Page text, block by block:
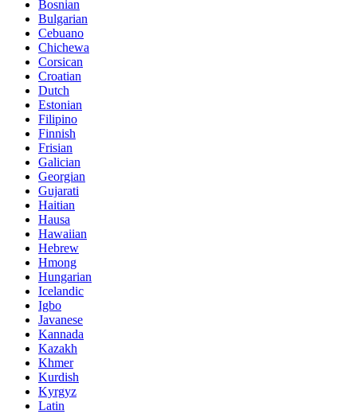
Bosnian
Bulgarian
Cebuano
Chichewa
Corsican
Croatian
Dutch
Estonian
Filipino
Finnish
Frisian
Galician
Georgian
Gujarati
Haitian
Hausa
Hawaiian
Hebrew
Hmong
Hungarian
Icelandic
Igbo
Javanese
Kannada
Kazakh
Khmer
Kurdish
Kyrgyz
Latin